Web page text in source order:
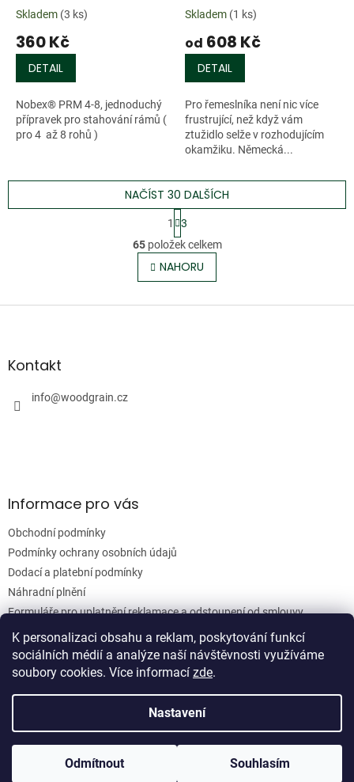
K personalizaci obsahu a reklam, poskytování funkcí
sociálních médií a analýze naší návštěvnosti využíváme
soubory cookies. Více informací zde.
Nastavení
Odmítnout Souhlasím
Skladem (3 ks)
360 Kč
DETAIL
Nobex® PRM 4-8, jednoduchý
přípravek pro stahování rámů (
pro 4 až 8 rohů )
Skladem (1 ks)
od 608 Kč
DETAIL
Pro řemeslníka není nic více
frustrující, než když vám
ztužidlo selže v rozhodujícím
okamžiku. Německá...
O
v
l
á
NAČÍST 30 DALŠÍCH
S
t
r
á
n
k
v
1
3
65položek celkem
NAHORU
Z
aKontakt
info@woodgrain.cz
Informace pro vás
Obchodní podmínky
Podmínky ochrany osobních údajů
Dodací a platební podmínky
Náhradní plnění
Formuláře pro uplatnění reklamace a odstoupení od smlouvy
Moje objednávka
Woodgrain s.r.o.
Upravit nastavení cookies